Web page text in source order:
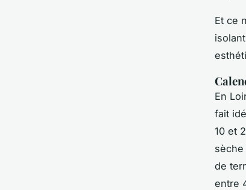
Et ce
En
fait
10 et
de
entre